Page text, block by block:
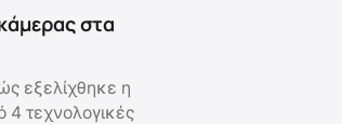
στα
εξελίχθηκε η
τεχνολογικές